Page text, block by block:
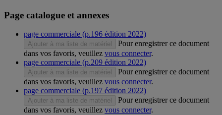
Page catalogue et annexes
page commerciale (p.196 édition 2022)
Ajouter à ma liste de matériel
Pour enregistrer ce document
dans vos favoris, veuillez vous connecter.
page commerciale (p.209 édition 2022)
Ajouter à ma liste de matériel
Pour enregistrer ce document
dans vos favoris, veuillez vous connecter.
page commerciale (p.197 édition 2022)
Ajouter à ma liste de matériel
Pour enregistrer ce document
dans vos favoris, veuillez vous connecter.